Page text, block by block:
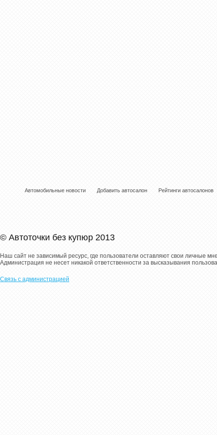
Автомобильные новости Добавить автосалон Рейтинги автосалонов
© Автоточки без купюр 2013
Наш сайт не зависимый ресурс, где пользователи оставляют свои личные
Администрация не несет никакой ответственности за высказывания
Связь с администрацией